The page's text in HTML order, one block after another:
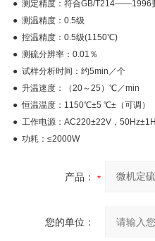
● 测定精度：符合GB/T214——1996
● 测温精度：0.5级
● 控温精度：0.5级(1150℃)
● 测硫分辨率：0.01％
● 试样分析时间：约5min／个
● 升温速度：（20～25）℃／min
● 恒温温度：1150℃±5 ℃±（可调）
● 工作电源：AC220±22V，
● 功耗：≤2000W
产品：
您的单位：